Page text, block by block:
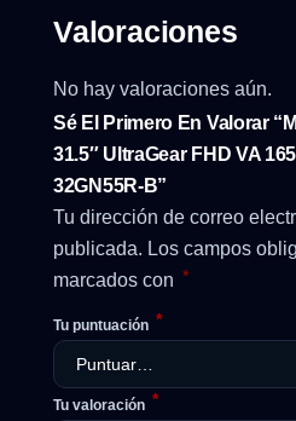
Valoraciones
No hay valoraciones aún.
Sé El Primero En Valorar
31.5″ UltraGear FHD VA
32GN55R-B”
Tu dirección de correo
publicada. Los campos
marcados con *
Tu puntuación *
Tu valoración *